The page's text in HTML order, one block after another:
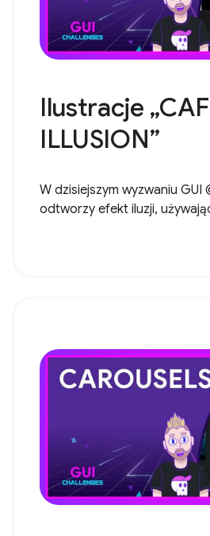
Ilustracje
ILLUSION”
W dzisiejszym wyzwaniu GUI
odtworzy efekt iluzji,